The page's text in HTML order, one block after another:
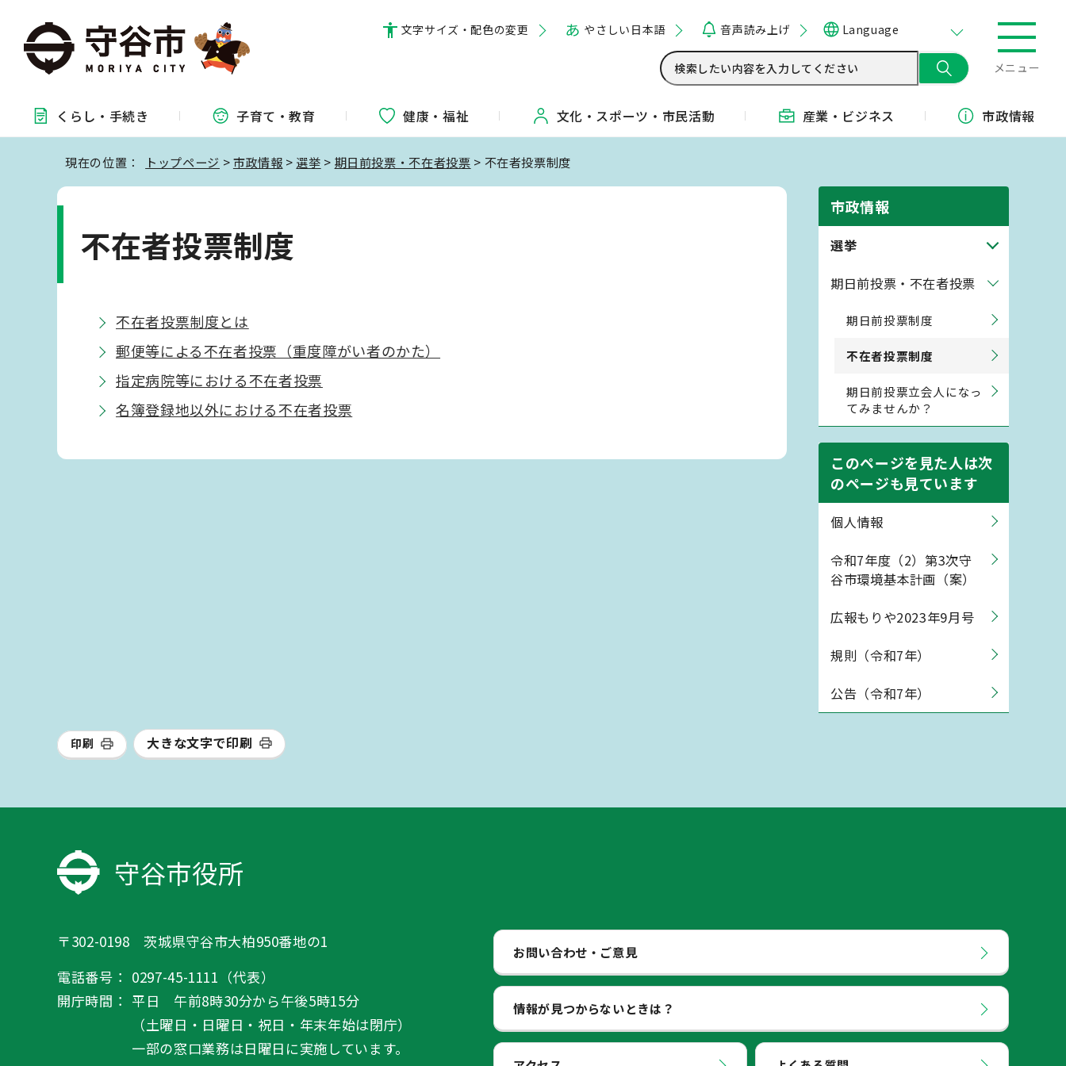
文字サイズ・配色の変更 やさしい日本語 音声読み上げ Language
メニュー
くらし・ 手続き 子育て・教育 健康・福祉 文化・ スポーツ・ 市民活動 産業・ ビジネス 市政情報
現在の位置： トップページ >市政情報 > 選挙 > 期日前投票・不在者投票 > 不在者投票制度
不在者投票制度
不在者投票制度とは
郵便等による不在者投票（重度障がい者のかた）
指定病院等における不在者投票
名簿登録地以外における不在者投票
市政情報
選挙
期日前投票・不在者投票
期日前投票制度
不在者投票制度
期日前投票立会人になっ
てみませんか？
このページを見た人は次
のページも見ています
個人情報
令和7年度（2）第3次守
谷市環境基本計画（案）
広報もりや2023年9月号
規則（令和7年）
公告（令和7年）
印刷 大きな文字で印刷
守谷市役所
〒302-0198 茨城県守谷市大柏950番地の1
電話番号： 0297-45-1111（代表）
開庁時間： 平日 午前8時30分から午後5時15分
（土曜日・日曜日・祝日・年末年始は閉庁）
一部の窓口業務は日曜日に実施しています。
お問い合わせ・ご意見
情報が見つからないときは？